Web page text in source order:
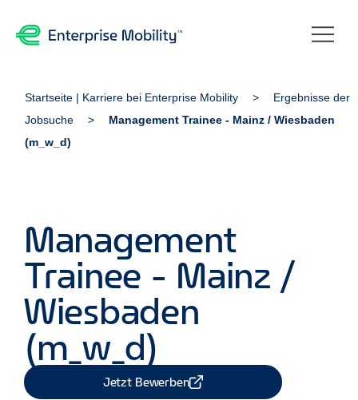
Startseite | Karriere bei Enterprise Mobility
Ergebnisse der
Jobsuche
Management Trainee - Mainz / Wiesbaden
(m_w_d)
Management
Trainee - Mainz /
Wiesbaden
(m_w_d)
Jetzt Bewerben